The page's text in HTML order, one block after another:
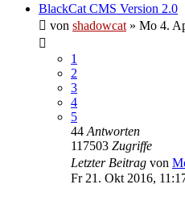
BlackCat CMS Version 2.0
von shadowcat » Mo 4.
1
2
3
4
5
44 Antworten
117503 Zugriffe
Letzter Beitrag von
Fr 21. Okt 2016,